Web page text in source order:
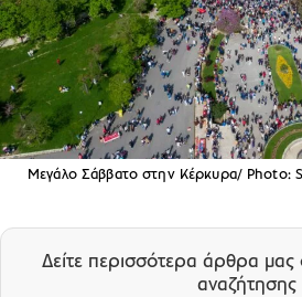
Μεγάλο Σάββατο στην Κέρκυρα/ Photo:
Δείτε περισσότερα άρθρα μας
αναζήτησης